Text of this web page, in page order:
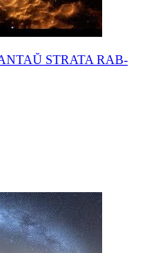
STRATA RAB-